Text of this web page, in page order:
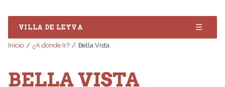
VILLA DE LEYVA ☰
Inicio ¿A donde Ir? Bella Vista
BELLA VISTA